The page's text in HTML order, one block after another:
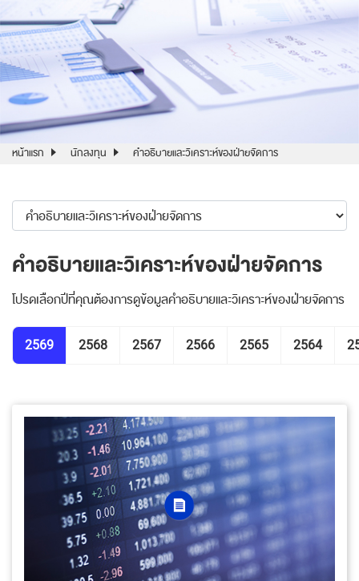
หน้าแรก นักลงทุน คำอธิบายและวิเคราะห์ของฝ่ายจัดการ
คำอธิบายและวิเคราะห์ของฝ่ายจัดการ
โปรดเลือกปีที่คุณต้องการดูข้อมูลคำอธิบายและวิเคราะห์ของฝ่ายจัดการ
2569 2568 2567 2566 2565 2564